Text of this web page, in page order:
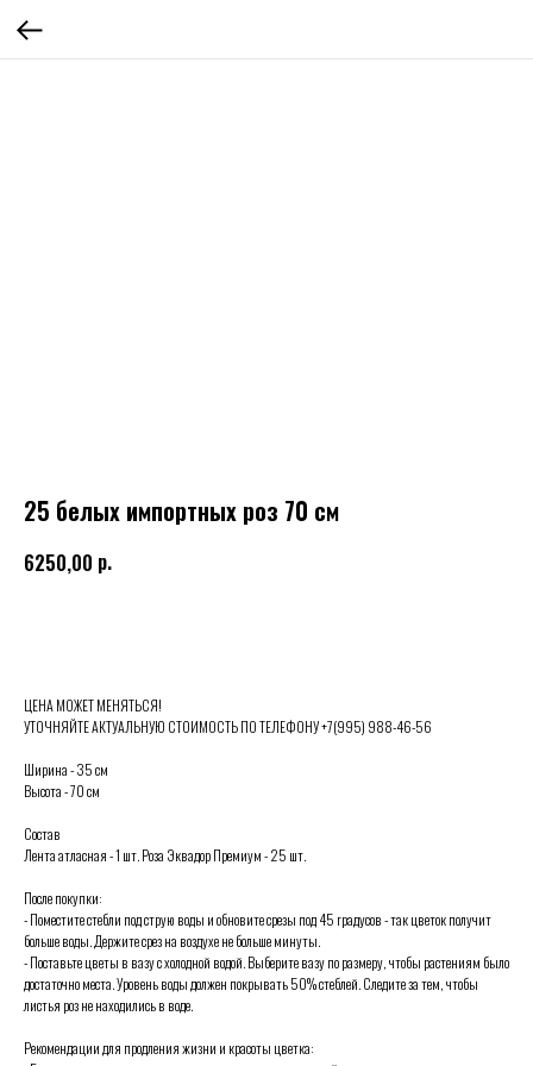
25 белых импортных роз 70 см
6250,00 р.
ЦЕНА МОЖЕТ МЕНЯТЬСЯ!
УТОЧНЯЙТЕ АКТУАЛЬНУЮ СТОИМОСТЬ ПО ТЕЛЕФОНУ +7(995) 988-46-56
Ширина - 35 см
Высота - 70 см
Состав
Лента атласная - 1 шт. Роза Эквадор Премиум - 25 шт.
После покупки:
- Поместите стебли под струю воды и обновите срезы под 45 градусов - так цветок получит
больше воды. Держите срез на воздухе не больше минуты.
- Поставьте цветы в вазу с холодной водой. Выберите вазу по размеру, чтобы растениям было
достаточно места. Уровень воды должен покрывать 50% стеблей. Следите за тем, чтобы
листья роз не находились в воде.
Рекомендации для продления жизни и красоты цветка: